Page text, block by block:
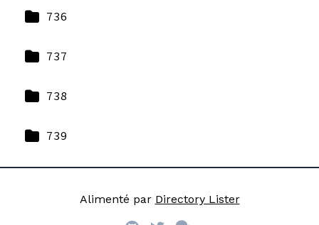
736
737
738
739
Alimenté par Directory Lister